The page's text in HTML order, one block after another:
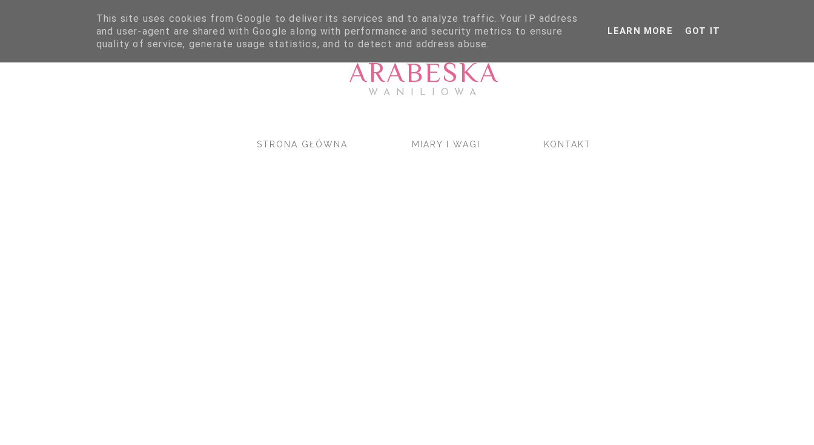
ARABESKA
WANILIOWA
STRONA GŁÓWNA MIARY I WAGI KONTAKT
This site uses cookies from Google to deliver its services and to analyze traffic. Your IP address
and user-agent are shared with Google along with performance and security metrics to ensure
quality of service, generate usage statistics, and to detect and address abuse.
LEARN MORE GOT IT